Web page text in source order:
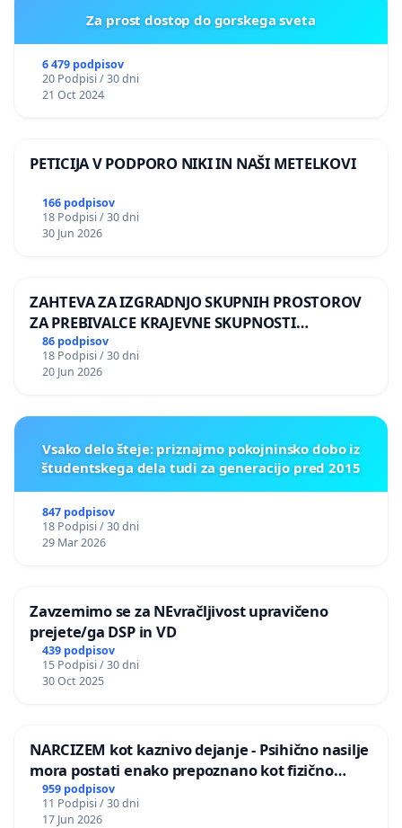
Za prost dostop do gorskega sveta
6 479 podpisov
20 Podpisi / 30 dni
21 Oct 2024
PETICIJA V PODPORO NIKI IN NAŠI METELKOVI
166 podpisov
18 Podpisi / 30 dni
30 Jun 2026
ZAHTEVA ZA IZGRADNJO SKUPNIH PROSTOROV
ZA PREBIVALCE KRAJEVNE SKUPNOSTI
PRESTRANEK
86 podpisov
18 Podpisi / 30 dni
20 Jun 2026
Vsako delo šteje: priznajmo pokojninsko dobo iz
študentskega dela tudi za generacijo pred 2015
847 podpisov
18 Podpisi / 30 dni
29 Mar 2026
Zavzemimo se za NEvračljivost upravičeno
prejete/ga DSP in VD
439 podpisov
15 Podpisi / 30 dni
30 Oct 2025
NARCIZEM kot kaznivo dejanje - Psihično nasilje
mora postati enako prepoznano kot fizično
nasilje
959 podpisov
11 Podpisi / 30 dni
17 Jun 2026